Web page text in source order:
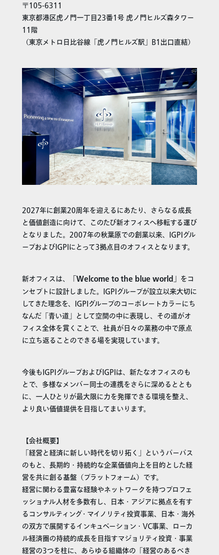
〒105-6311
東京都港区虎ノ門一丁目23番1号 虎ノ門ヒルズ森タワー
11階
（東京メトロ日比谷線「虎ノ門ヒルズ駅」B1出口直結）
2027年に創業20周年を迎えるにあたり、さらなる成長
と価値創造に向けて、このたび新オフィスへ移転する運び
となりました。2007年の秋葉原での創業以来、IGPIグル
ープおよびIGPIにとって3拠点目のオフィスとなります。
新オフィスは、 「Welcome to the blue world」 をコ
ンセプトに設計しました。IGPIグループが設立以来大切に
してきた理念を、IGPIグループのコーポレートカラーにち
なんだ「青い道」として空間の中に表現し、その道がオ
フィス全体を貫くことで、社員が日々の業務の中で原点
に立ち返ることのできる場を実現しています。
今後もIGPIグループおよびIGPIは、新たなオフィスのも
とで、多様なメンバー同士の連携をさらに深めるととも
に、一人ひとりが最大限に力を発揮できる環境を整え、
より良い価値提供を目指してまいります。
【会社概要】
「経営と経済に新しい時代を切り拓く」というパーパス
のもと、長期的・持続的な企業価値向上を目的とした経
営を共に創る基盤（プラットフォーム）です。
経営に関わる豊富な経験やネットワークを持つプロフェ
ッショナル人材を多数有し、日本・アジアに拠点を有す
るコンサルティング・マイノリティ投資事業、日本・海外
の双方で展開するインキュベーション・VC事業、ローカ
ル経済圏の持続的成長を目指すマジョリティ投資・事業
経営の3つを柱に、あらゆる組織体の「経営のあるべき